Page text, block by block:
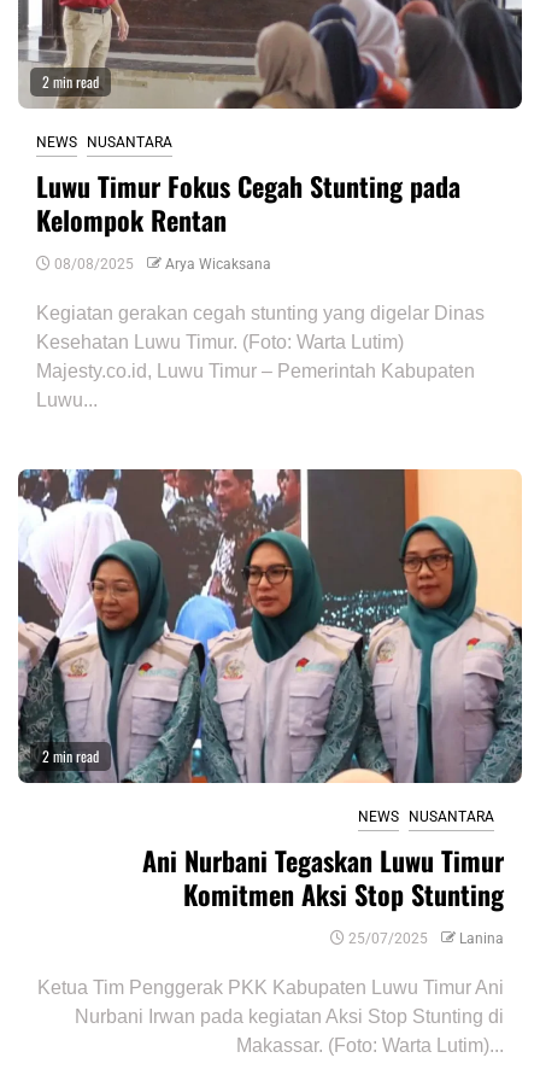
2 min read
NEWS NUSANTARA
Luwu Timur Fokus Cegah Stunting pada
Kelompok Rentan
08/08/2025 Arya Wicaksana
Kegiatan gerakan cegah stunting yang digelar Dinas
Kesehatan Luwu Timur. (Foto: Warta Lutim)
Majesty.co.id, Luwu Timur – Pemerintah Kabupaten
Luwu...
2 min read
NEWS NUSANTARA
Ani Nurbani Tegaskan Luwu Timur
Komitmen Aksi Stop Stunting
25/07/2025 Lanina
Ketua Tim Penggerak PKK Kabupaten Luwu Timur Ani
Nurbani Irwan pada kegiatan Aksi Stop Stunting di
Makassar. (Foto: Warta Lutim)...